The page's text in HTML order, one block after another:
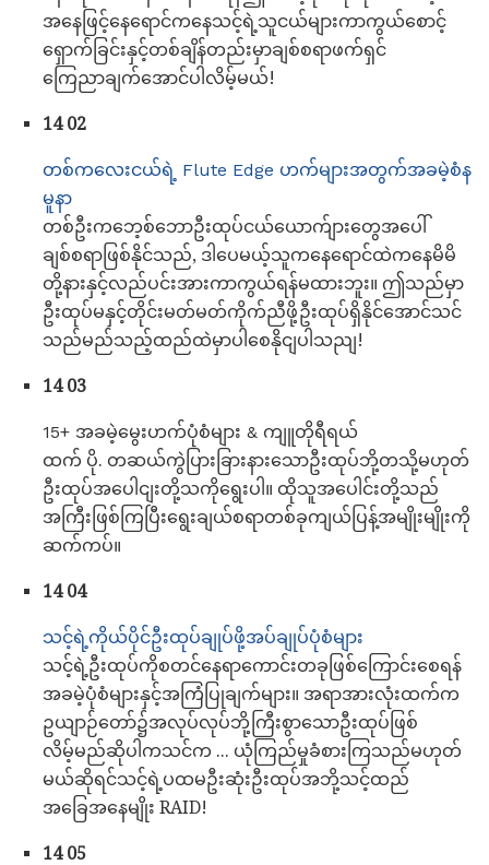
အနေဖြင့်နေရောင်ကနေသင့်ရဲ့သူငယ်များကာကွယ်စောင့်
ရှောက်ခြင်းနှင့်တစ်ချိန်တည်းမှာချစ်စရာဖက်ရှင်
ကြေညာချက်အောင်ပါလိမ့်မယ်!
14 02
တစ်ကလေးငယ်ရဲ့ Flute Edge ဟက်များအတွက်အခမဲ့စံန
မူနာ
တစ်ဦးကဘေ့စ်ဘောဦးထုပ်ငယ်ယောက်ျားတွေအပေါ်
ချစ်စရာဖြစ်နိုင်သည်, ဒါပေမယ့်သူကနေရောင်ထဲကနေမိမိ
တို့နားနှင့်လည်ပင်းအားကာကွယ်ရန်မထားဘူး။ ဤသည်မှာ
ဦးထုပ်မနှင့်တိုင်းမတ်မတ်ကိုက်ညီဖို့ဦးထုပ်ရှိနိုင်အောင်သင်
သည်မည်သည့်ထည်ထဲမှာပါစေနိုငျပါသညျ!
14 03
15+ အခမဲ့မွေးဟက်ပုံစံများ & ကျူတိုရီရယ်
ထက် ပို. တဆယ်ကွဲပြားခြားနားသောဦးထုပ်ဘို့တသို့မဟုတ်
ဦးထုပ်အပေါငျးတို့သကိုရွေးပါ။ ထိုသူအပေါင်းတို့သည်
အကြီးဖြစ်ကြပြီးရွေးချယ်စရာတစ်ခုကျယ်ပြန့်အမျိုးမျိုးကို
ဆက်ကပ်။
14 04
သင့်ရဲ့ကိုယ်ပိုင်ဦးထုပ်ချုပ်ဖို့အပ်ချုပ်ပုံစံများ
သင့်ရဲ့ဦးထုပ်ကိုစတင်နေရာကောင်းတခုဖြစ်ကြောင်းစေရန်
အခမဲ့ပုံစံများနှင့်အကြံပြုချက်များ။ အရာအားလုံးထက်က
ဥယျာဉ်တော်၌အလုပ်လုပ်ဘို့ကြီးစွာသောဦးထုပ်ဖြစ်
လိမ့်မည်ဆိုပါကသင်က ... ယုံကြည်မှုခံစားကြသည်မဟုတ်
မယ်ဆိုရင်သင့်ရဲ့ပထမဦးဆုံးဦးထုပ်အဘို့သင့်ထည်
အခြေအနေမျိုး RAID!
14 05